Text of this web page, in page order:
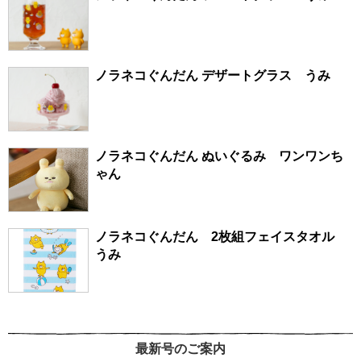
ノラネコぐんだん デザートグラス うみ
ノラネコぐんだん ぬいぐるみ ワンワンち
ゃん
ノラネコぐんだん 2枚組フェイスタオル
うみ
最新号のご案内